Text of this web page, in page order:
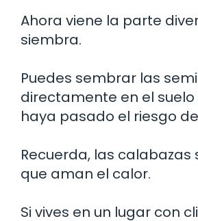
Ahora viene la parte
siembra.
Puedes sembrar las
directamente en el suelo
haya pasado el riesgo
Recuerda, las calabazas
que aman el calor.
Si vives en un lugar con